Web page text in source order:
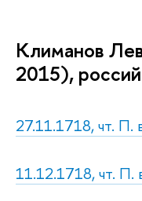
Климанов
2015),
27.11.1718, чт.
11.12.1718, чт.